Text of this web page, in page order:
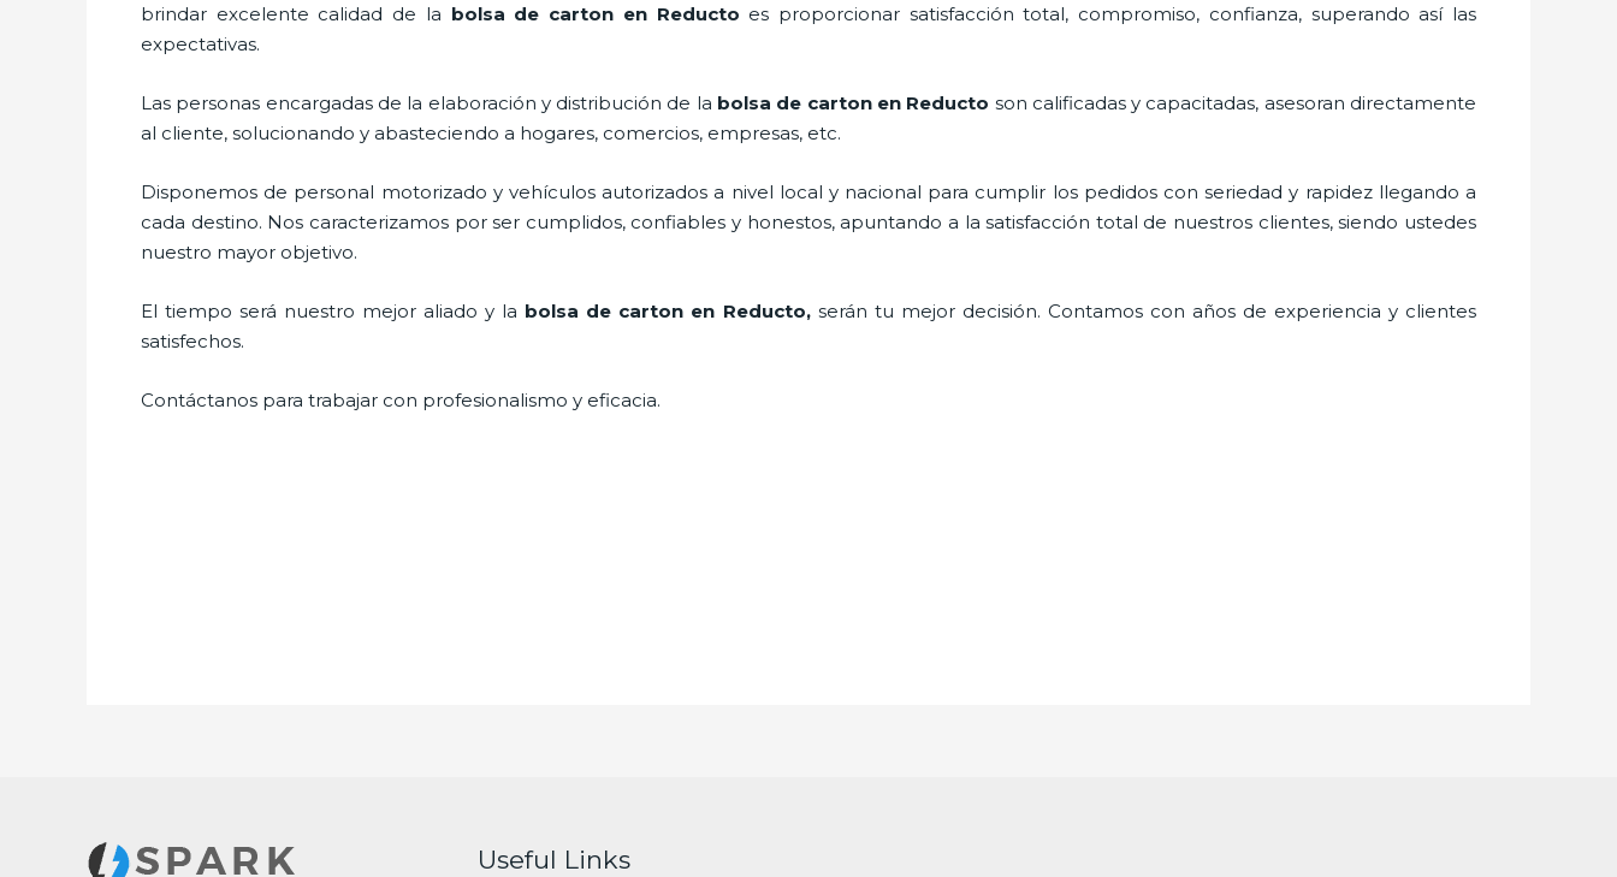
brindar excelente calidad de la bolsa de carton en Reducto es proporcionar satisfacción total, compromiso, confianza, superando así las
expectativas.
Las personas encargadas de la elaboración y distribución de la bolsa de carton en Reducto son calificadas y capacitadas, asesoran directamente
al cliente, solucionando y abasteciendo a hogares, comercios, empresas, etc.
Disponemos de personal motorizado y vehículos autorizados a nivel local y nacional para cumplir los pedidos con seriedad y rapidez llegando a
cada destino. Nos caracterizamos por ser cumplidos, confiables y honestos, apuntando a la satisfacción total de nuestros clientes, siendo ustedes
nuestro mayor objetivo.
El tiempo será nuestro mejor aliado y la bolsa de carton en Reducto, serán tu mejor decisión. Contamos con años de experiencia y clientes
satisfechos.
Contáctanos para trabajar con profesionalismo y eficacia.
Useful Links